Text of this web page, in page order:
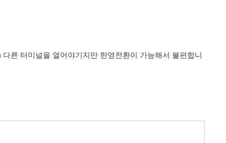
른 터미널을 열어야기지만 한영전환이 가능해서 불편합니